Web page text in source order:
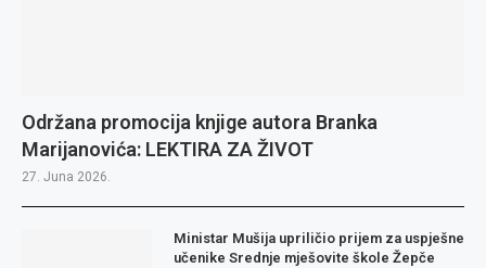
Održana promocija knjige autora Branka
Marijanovića: LEKTIRA ZA ŽIVOT
27. Juna 2026.
Ministar Mušija upriličio prijem za uspješne
učenike Srednje mješovite škole Žepče